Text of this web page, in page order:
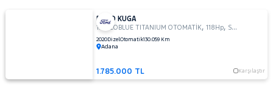
FORD KUGA
1.5 ECOBLUE TITANIUM OTOMATİK,118Hp, SUV
2020DizelOtomatik130.059 Km
Adana
1.785.000 TL Karşılaştır